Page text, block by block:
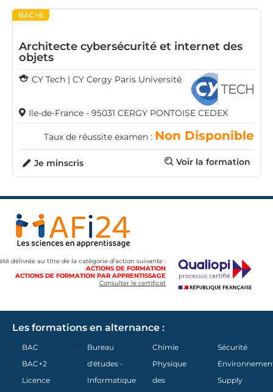
BAC+6
Architecte cybersécurité et internet des
objets
CY Tech | CY Cergy Paris Université
Ile-de-France - 95031 CERGY PONTOISE CEDEX
Taux de réussite examen : Non Disponible
Voir la formation
Je minscris
délivrée au titre de la catégorie d’action suivante :
ACTIONS DE FORMATION
ACTIONS DE FORMATION PAR APPRENTISSAGE
Consulter le certificat
Les formations en alternance :
BAC
BAC+2
Licence
Bureau
d'études -
Informatique
Chimie
Physique
des
Sécurité
Supply